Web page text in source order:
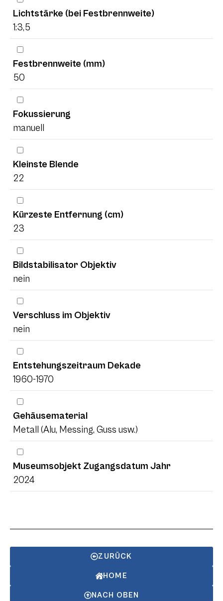
Lichtstärke (bei Festbrennweite)
1:3,5
Festbrennweite (mm)
50
Fokussierung
manuell
Kleinste Blende
22
Kürzeste Entfernung (cm)
23
Bildstabilisator Objektiv
nein
Verschluss im Objektiv
nein
Entstehungszeitraum Dekade
1960-1970
Gehäusematerial
Metall (Alu, Messing, Guss usw.)
Museumsobjekt Zugangsdatum Jahr
2024
ZURÜCK
HOME
NACH OBEN